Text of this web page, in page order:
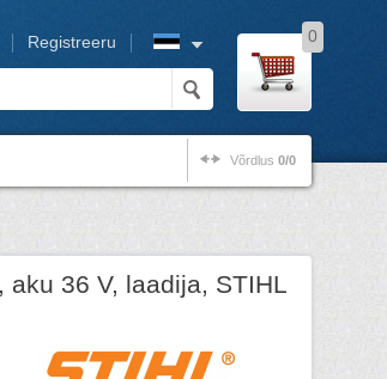
Registreeru 0
Võrdlus 0/0
aku 36 V, laadija, STIHL